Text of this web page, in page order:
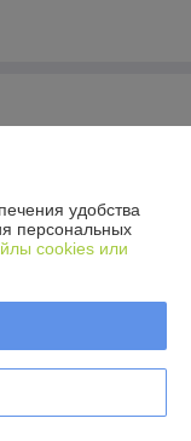
Максима
удобства
персональных
cookies или